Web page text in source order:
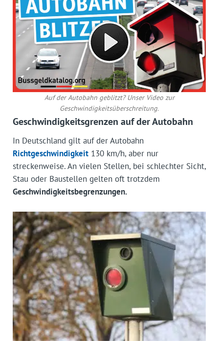
Auf der Autobahn geblitzt? Unser Video zur
Geschwindigkeitsüberschreitung.
Geschwindigkeitsgrenzen auf der Autobahn
In Deutschland gilt auf der Autobahn
Richtgeschwindigkeit130 km/h, aber nur
streckenweise. An vielen Stellen, bei schlechter Sicht,
Stau oder Baustellen gelten oft trotzdem
Geschwindigkeitsbegrenzungen.